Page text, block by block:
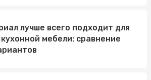
лучше всего подходит для
мебели: сравнение